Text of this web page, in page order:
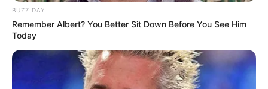
BUZZ DAY
Remember Albert? You Better Sit Down Before You See Him
Today